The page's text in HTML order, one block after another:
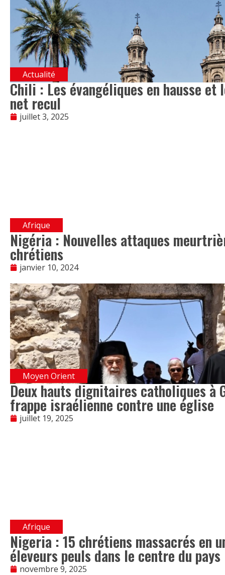
Actualité
Chili : Les évangéliques en hausse et
net recul
juillet 3, 2025
Afrique
Nigéria : Nouvelles attaques
chrétiens
janvier 10, 2024
Moyen Orient
Deux hauts dignitaires catholiques à
frappe israélienne contre une église
juillet 19, 2025
Afrique
Nigeria : 15 chrétiens massacrés en
éleveurs peuls dans le centre du pays
novembre 9, 2025